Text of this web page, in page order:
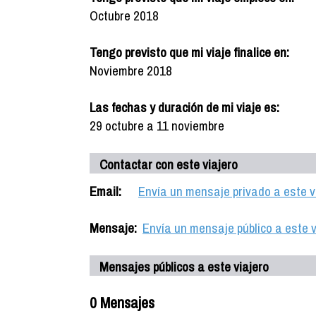
Octubre 2018
Tengo previsto que mi viaje finalice en:
Noviembre 2018
Las fechas y duración de mi viaje es:
29 octubre a 11 noviembre
Contactar con este viajero
Email:
Envía un mensaje privado a este
Mensaje: Envía un mensaje público a este
Mensajes públicos a este viajero
0 Mensajes